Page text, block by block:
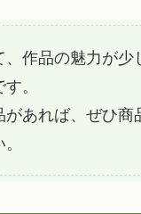
、作品の魅力が少
。
があれば、ぜひ商